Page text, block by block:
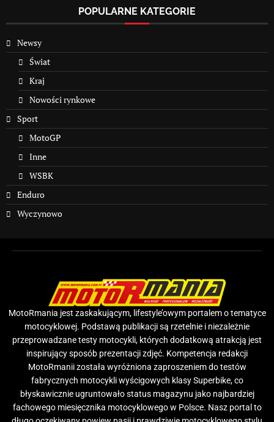
POPULARNE KATEGORIE
Newsy
Świat
Kraj
Nowości rynkowe
Sport
MotoGP
Inne
WSBK
Enduro
Wyczynowo
MotoRmania jest zaskakującym, lifestyle’owym portalem o tematyce
motocyklowej. Podstawą publikacji są rzetelnie i niezależnie
przeprowadzane testy motocykli, których dodatkową atrakcją jest
inspirujący sposób prezentacji zdjęć. Kompetencja redakcji
MotoRmanii została wyróżniona zaproszeniem do testów
fabrycznych motocykli wyścigowych klasy Superbike, co
błyskawicznie ugruntowało status magazynu jako najbardziej
fachowego miesięcznika motocyklowego w Polsce. Nasz portal to